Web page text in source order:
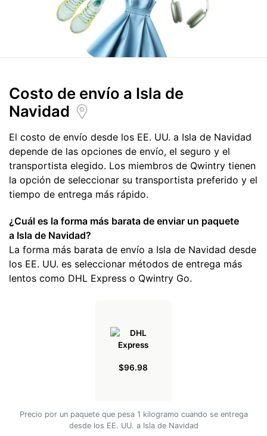
Costo de envío a Isla de
Navidad
El costo de envío desde los EE. UU. a Isla de Navidad
depende de las opciones de envío, el seguro y el
transportista elegido. Los miembros de Qwintry tienen
la opción de seleccionar su transportista preferido y el
tiempo de entrega más rápido.
¿Cuál es la forma más barata de enviar un paquete
a Isla de Navidad?
La forma más barata de envío a Isla de Navidad desde
los EE. UU. es seleccionar métodos de entrega más
lentos como DHL Express o Qwintry Go.
$96.98
Precio por un paquete que pesa 1 kilogramo cuando se entrega
desde los EE. UU. a Isla de Navidad